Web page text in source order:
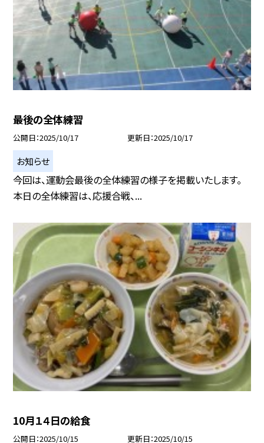
最後の全体練習
公開日 2025/10/17 更新日 2025/10/17
お知らせ
今回は、運動会最後の全体練習の様子を掲載いたします。
本日の全体練習は、応援合戦、...
10月１４日の給食
公開日 2025/10/15 更新日 2025/10/15